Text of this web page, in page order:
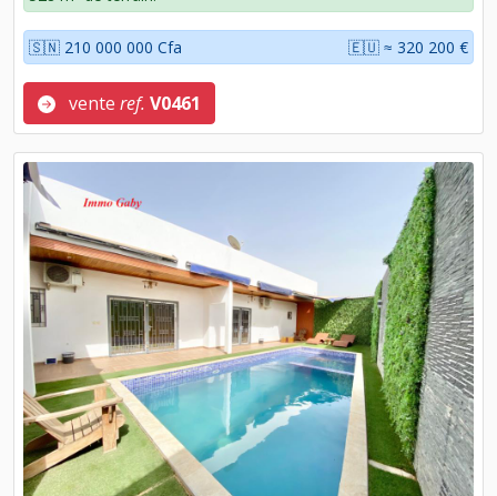
🇸🇳 210 000 000 Cfa 🇪🇺 ≈ 320 200 €
vente ref. V0461